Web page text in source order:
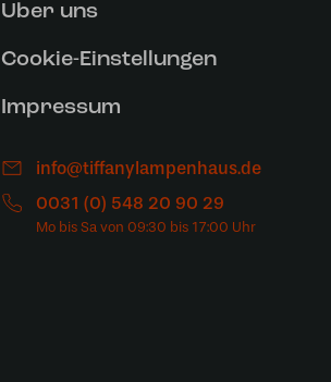
Uber uns
Cookie-Einstellungen
Impressum
info@tiffanylampenhaus.de
0031 (0) 548 20 90 29